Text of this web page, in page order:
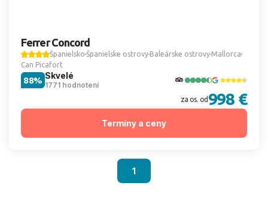
Ferrer Concord
Španielsko Španielske ostrovy Baleárske ostrovy Mallorca
Can Picafort
Skvelé
1771 hodnotení
88%
za os. od 998 €
Termíny a ceny
1